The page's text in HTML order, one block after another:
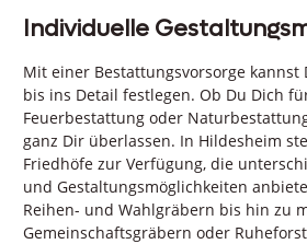
Individuelle
Mit einer Bestattungsvorsorge kannst
bis ins Detail festlegen. Ob Du Dich
Feuerbestattung oder
ganz Dir überlassen. In Hildesheim
Friedhöfe zur Verfügung, die
und Gestaltungsmöglichkeiten
Reihen- und Wahlgräbern bis hin zu
Gemeinschaftsgräbern oder